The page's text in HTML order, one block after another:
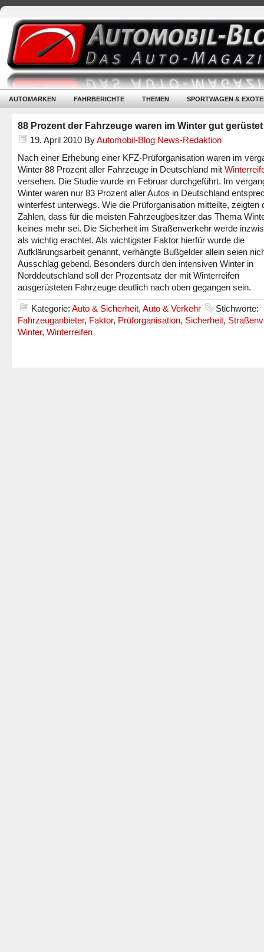
AUTOMARKEN FAHRBERICHTE THEMEN SPORTWAGEN &
88 Prozent der Fahrzeuge waren im Winter gut gerüstet
19. April 2010 ByAutomobil-Blog News-Redaktion
Nach einer Erhebung einer KFZ-Prüforganisation waren im
Winter 88 Prozent aller Fahrzeuge in Deutschland mit
versehen. Die Studie wurde im Februar durchgeführt. Im
Winter waren nur 83 Prozent aller Autos in Deutschland
winterfest unterwegs. Wie die Prüforganisation mitteilte, zeigten
Zahlen, dass für die meisten Fahrzeugbesitzer das Thema
keines mehr sei. Die Sicherheit im Straßenverkehr werde
als wichtig erachtet. Als wichtigster Faktor hierfür wurde die
Aufklärungsarbeit genannt, verhängte Bußgelder allein seien
Ausschlag gebend. Besonders durch den intensiven Winter in
Norddeutschland soll der Prozentsatz der mit Winterreifen
ausgerüsteten Fahrzeuge deutlich nach oben gegangen sein.
Kategorie: Auto & Sicherheit, Auto & Verkehr
Stichworte:
Fahrzeuganbieter, Faktor, Prüforganisation, Sicherheit,
Winter, Winterreifen